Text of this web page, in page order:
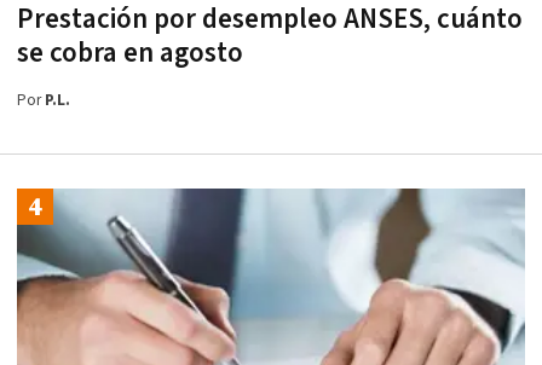
Prestación por desempleo ANSES, cuánto
se cobra en agosto
PorP.L.